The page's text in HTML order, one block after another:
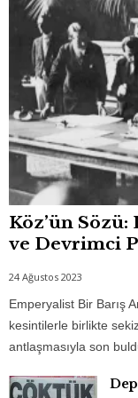
Köz’ün
ve Devrimci
24 Ağustos 2023
Emperyalist Bir Barış
kesintilerle birlikte
antlaşmasıyla son